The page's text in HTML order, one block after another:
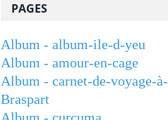
PAGES
Album - album-ile-d-yeu
Album - amour-en-cage
Album - carnet-de-voyage-à-
Braspart